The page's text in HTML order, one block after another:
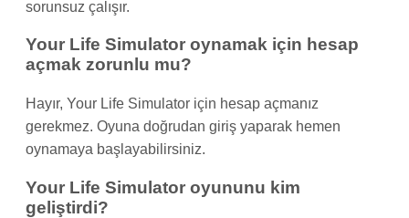
sorunsuz çalışır.
Your Life Simulator oynamak için hesap
açmak zorunlu mu?
Hayır, Your Life Simulator için hesap açmanız
gerekmez. Oyuna doğrudan giriş yaparak hemen
oynamaya başlayabilirsiniz.
Your Life Simulator oyununu kim
geliştirdi?